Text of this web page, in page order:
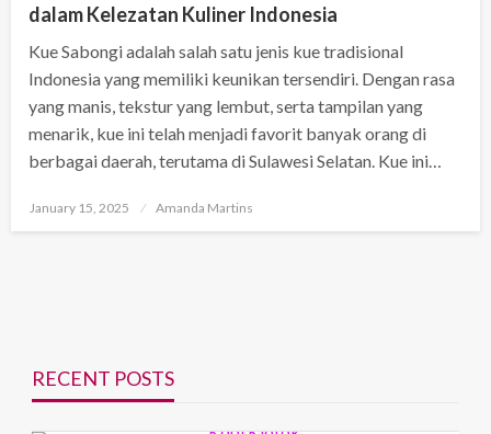
dalam Kelezatan Kuliner Indonesia
Kue Sabongi adalah salah satu jenis kue tradisional
Indonesia yang memiliki keunikan tersendiri. Dengan rasa
yang manis, tekstur yang lembut, serta tampilan yang
menarik, kue ini telah menjadi favorit banyak orang di
berbagai daerah, terutama di Sulawesi Selatan. Kue ini…
Posted
January 15, 2025 Amanda Martins
RECENT POSTS